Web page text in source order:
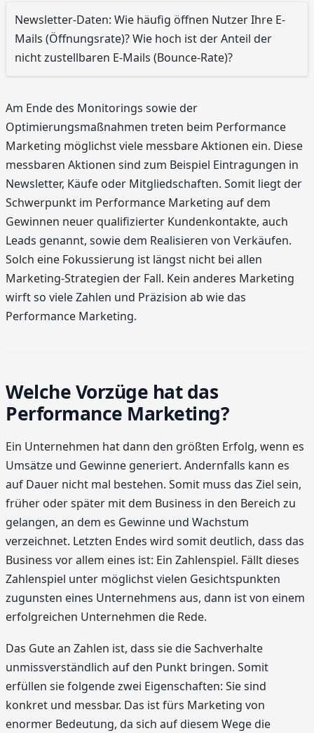
Newsletter-Daten: Wie häufig öffnen Nutzer Ihre E-
Mails (Öffnungsrate)? Wie hoch ist der Anteil der
nicht zustellbaren E-Mails (Bounce-Rate)?
Am Ende des Monitorings sowie der
Optimierungsmaßnahmen treten beim Performance
Marketing möglichst viele messbare Aktionen ein. Diese
messbaren Aktionen sind zum Beispiel Eintragungen in
Newsletter, Käufe oder Mitgliedschaften. Somit liegt der
Schwerpunkt im Performance Marketing auf dem
Gewinnen neuer qualifizierter Kundenkontakte, auch
Leads genannt, sowie dem Realisieren von Verkäufen.
Solch eine Fokussierung ist längst nicht bei allen
Marketing-Strategien der Fall. Kein anderes Marketing
wirft so viele Zahlen und Präzision ab wie das
Performance Marketing.
Welche Vorzüge hat das
Performance Marketing?
Ein Unternehmen hat dann den größten Erfolg, wenn es
Umsätze und Gewinne generiert. Andernfalls kann es
auf Dauer nicht mal bestehen. Somit muss das Ziel sein,
früher oder später mit dem Business in den Bereich zu
gelangen, an dem es Gewinne und Wachstum
verzeichnet. Letzten Endes wird somit deutlich, dass das
Business vor allem eines ist: Ein Zahlenspiel. Fällt dieses
Zahlenspiel unter möglichst vielen Gesichtspunkten
zugunsten eines Unternehmens aus, dann ist von einem
erfolgreichen Unternehmen die Rede.
Das Gute an Zahlen ist, dass sie die Sachverhalte
unmissverständlich auf den Punkt bringen. Somit
erfüllen sie folgende zwei Eigenschaften: Sie sind
konkret und messbar. Das ist fürs Marketing von
enormer Bedeutung, da sich auf diesem Wege die